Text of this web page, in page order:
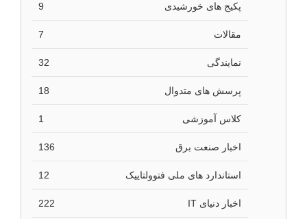
پکیج های خورشیدی 9
مقالات 7
نمایندگی 32
پرسش های متدوال 18
کلاس آموزشی 1
اخبار صنعت برق 136
استاندارد های ملی فتوولتاییک 12
اخبار دنیای IT 222